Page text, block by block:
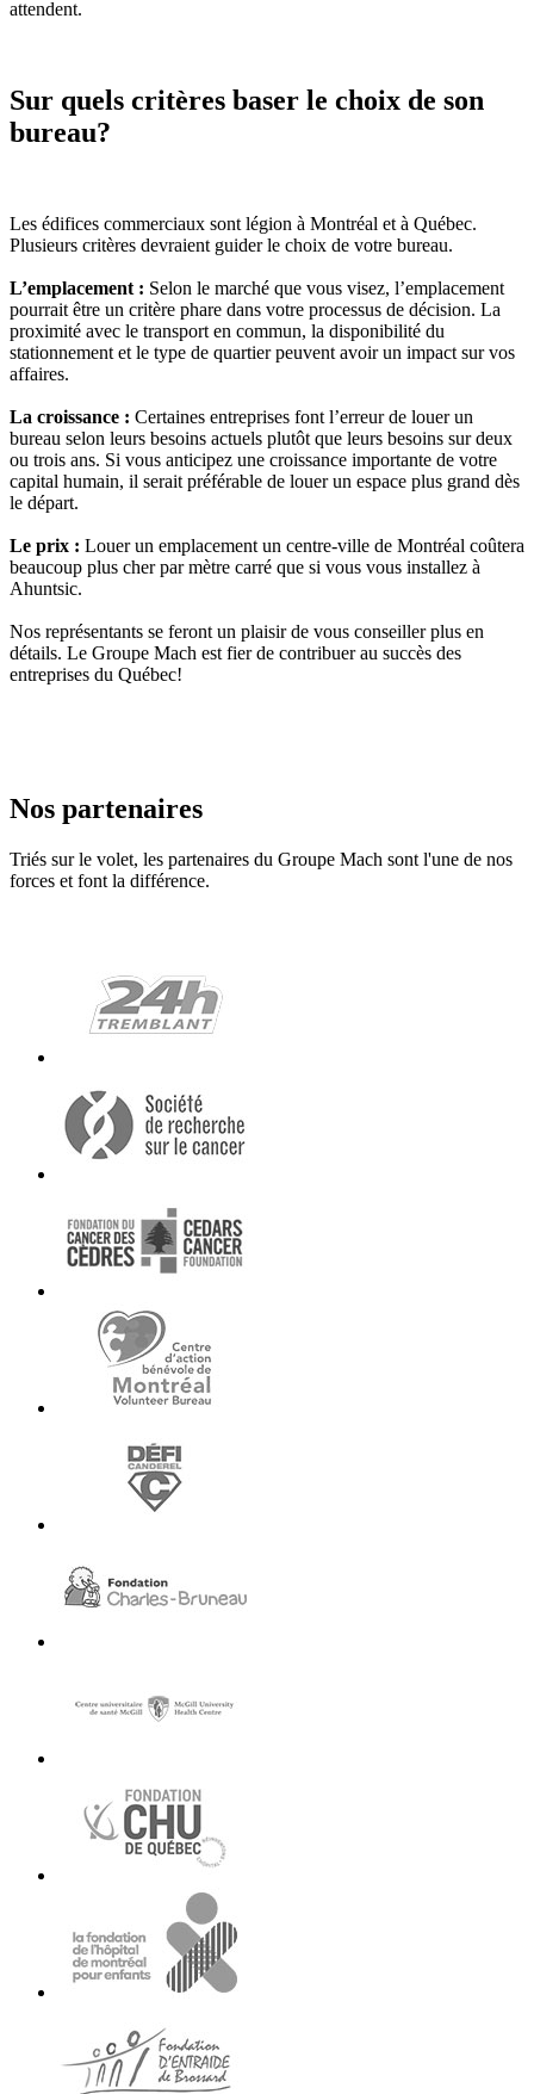
attendent.
Sur quels critères baser le choix de son
bureau?
Les édifices commerciaux sont légion à Montréal et à Québec.
Plusieurs critères devraient guider le choix de votre bureau.
L’emplacement : Selon le marché que vous visez, l’emplacement
pourrait être un critère phare dans votre processus de décision. La
proximité avec le transport en commun, la disponibilité du
stationnement et le type de quartier peuvent avoir un impact sur vos
affaires.
La croissance : Certaines entreprises font l’erreur de louer un
bureau selon leurs besoins actuels plutôt que leurs besoins sur deux
ou trois ans. Si vous anticipez une croissance importante de votre
capital humain, il serait préférable de louer un espace plus grand dès
le départ.
Le prix : Louer un emplacement un centre-ville de Montréal coûtera
beaucoup plus cher par mètre carré que si vous vous installez à
Ahuntsic.
Nos représentants se feront un plaisir de vous conseiller plus en
détails. Le Groupe Mach est fier de contribuer au succès des
entreprises du Québec!
Nos partenaires
Triés sur le volet, les partenaires du Groupe Mach sont l'une de nos
forces et font la différence.